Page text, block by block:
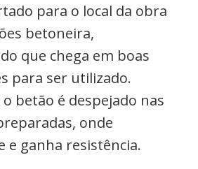
para o local da obra
betoneira,
que chega em boas
para ser utilizado.
o betão é despejado nas
onde
e ganha resistência.